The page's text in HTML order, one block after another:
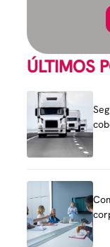
ÚLTIMOS